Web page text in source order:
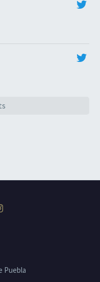
Puebla